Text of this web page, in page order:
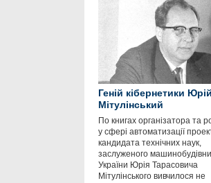
Геній кібернетики Юрій
Мітулінський
По книгах організатора та
у сфері автоматизації
кандидата технічних наук,
заслуженого
України Юрія Тарасовича
Мітулінського вивчилося не